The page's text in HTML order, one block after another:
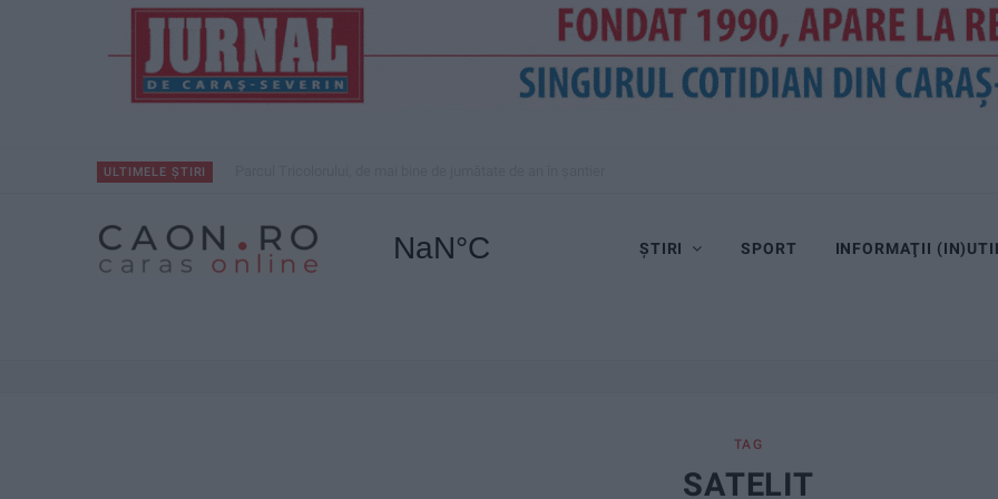
ULTIMELE ȘTIRI
ȘTIRI SPORT INFORMAŢII
TAG
SATELIT